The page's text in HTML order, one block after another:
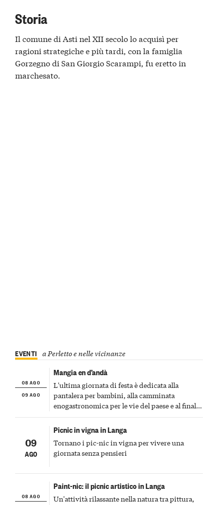
Storia
Il comune di Asti nel XII secolo lo acquisì per
ragioni strategiche e più tardi, con la famiglia
Gorzegno di San Giorgio Scarampi, fu eretto in
marchesato.
EVENTI a Perletto e nelle vicinanze
08 AGO
09 AGO
Mangia en d’andà
L'ultima giornata di festa è dedicata alla
pantalera per bambini, alla camminata
enogastronomica per le vie del paese e al finale
pirotecnico
09
AGO
Picnic in vigna in Langa
Tornano i pic-nic in vigna per vivere una
giornata senza pensieri
08 AGO
Paint-nic: il picnic artistico in Langa
Un'attività rilassante nella natura tra pittura,